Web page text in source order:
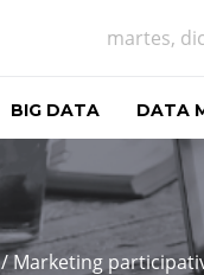
martes,
BIG DATA DATA
/Marketing